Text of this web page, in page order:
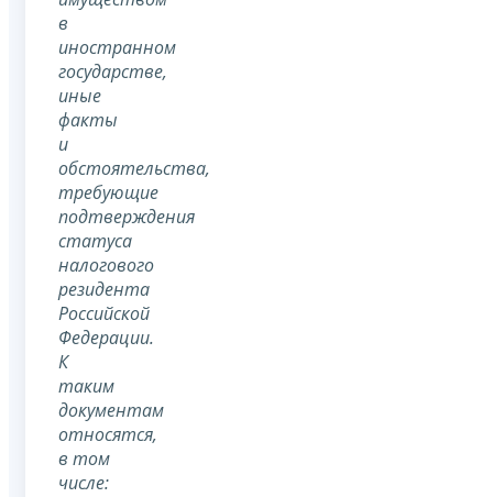
в
иностранном
государстве,
иные
факты
и
обстоятельства,
требующие
подтверждения
статуса
налогового
резидента
Российской
Федерации.
К
таким
документам
относятся,
в том
числе: